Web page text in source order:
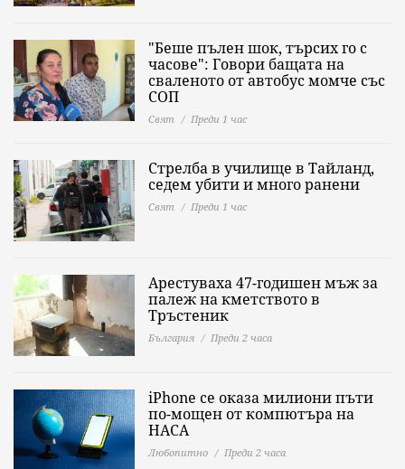
"Беше пълен шок, търсих го с
часове": Говори бащата на
сваленото от автобус момче със
СОП
Свят Преди 1 час
Стрелба в училище в Тайланд,
седем убити и много ранени
Свят Преди 1 час
Арестуваха 47-годишен мъж за
палеж на кметството в
Тръстеник
България Преди 2 часа
iPhone се оказа милиони пъти
по-мощен от компютъра на
НАСА
Любопитно Преди 2 часа